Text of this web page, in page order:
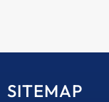
SITEMAP